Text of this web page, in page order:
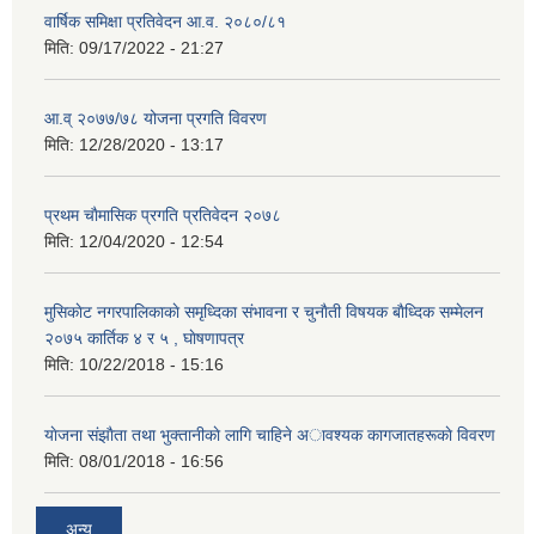
वार्षिक समिक्षा प्रतिवेदन आ.व. २०८०/८१
मिति: 09/17/2022 - 21:27
आ.व् २०७७/७८ योजना प्रगति विवरण
मिति: 12/28/2020 - 13:17
प्रथम चाैमासिक प्रगति प्रतिवेदन २०७८
मिति: 12/04/2020 - 12:54
मुसिकाेट नगरपालिकाकाे समृध्दिका संभावना र चुनाैती विषयक बाैध्दिक सम्मेलन
२०७५ कार्तिक ४ र ५ , घाेषणापत्र
मिति: 10/22/2018 - 15:16
याेजना संझाैता तथा भुक्तानीकाे लागि चाहिने अावश्यक कागजातहरूकाे विवरण
मिति: 08/01/2018 - 16:56
अन्य